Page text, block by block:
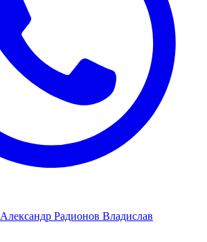
Александр Радионов Владислав